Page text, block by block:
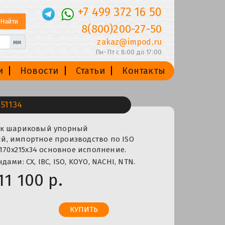
мм
+7 499 372 16 50
8(800)200-27-50
zakaz@impod.ru
Пн-Пт с 8:00 до 17:00
Новости Статьи Контакты
шариковый упорный
импортное производство по ISO
основное исполнение.
CX, IBC, ISO, KOYO, NACHI, NTN.
100 р.